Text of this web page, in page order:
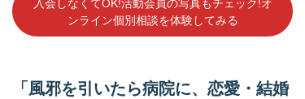
ンライン個別相談を体験してみる
「風邪を引いたら病院に、恋愛・結婚